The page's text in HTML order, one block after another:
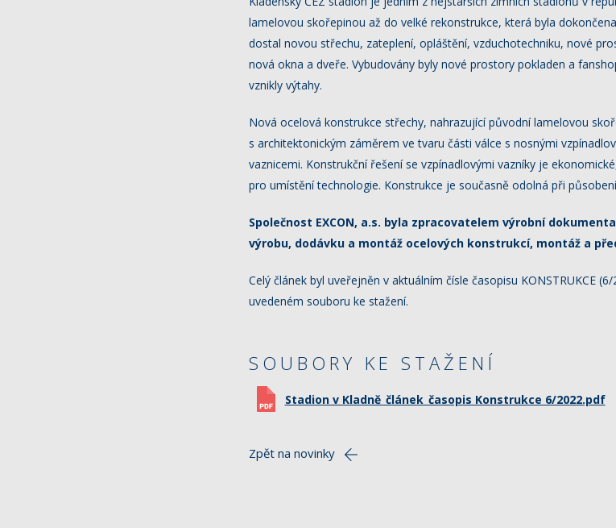
lamelovou skořepinou až do velké rekonstrukce, která byla
dostal novou střechu, zateplení, opláštění, vzduchotechniku, nové
nová okna a dveře. Vybudovány byly nové prostory pokladen a
vznikly výtahy.
Nová ocelová konstrukce střechy, nahrazující původní lamelovou
s architektonickým záměrem ve tvaru části válce s nosnými
vaznicemi. Konstrukční řešení se vzpínadlovými vazníky je
pro umístění technologie. Konstrukce je současně odolná při
Společnost EXCON, a.s. byla zpracovatelem výrobní
výrobu, dodávku a montáž ocelových konstrukcí, montáž a
Celý článek byl uveřejněn v aktuálním čísle časopisu KONSTRUKCE
uvedeném souboru ke stažení.
SOUBORY KE STAŽENÍ
Stadion v Kladně_článek_časopis Konstrukce 6/2022.pdf
Zpět na novinky